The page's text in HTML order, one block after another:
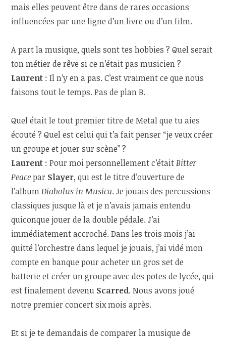
mais elles peuvent être dans de rares occasions
influencées par une ligne d’un livre ou d’un film.
A part la musique, quels sont tes hobbies ? Quel serait
ton métier de rêve si ce n’était pas musicien ?
Laurent : Il n’y en a pas. C’est vraiment ce que nous
faisons tout le temps. Pas de plan B.
Quel était le tout premier titre de Metal que tu aies
écouté ? Quel est celui qui t’a fait penser “je veux créer
un groupe et jouer sur scène” ?
Laurent : Pour moi personnellement c’étaitBitter
Peacepar Slayer, qui est le titre d’ouverture de
l’albumDiabolus in Musica. Je jouais des percussions
classiques jusque là et je n’avais jamais entendu
quiconque jouer de la double pédale. J’ai
immédiatement accroché. Dans les trois mois j’ai
quitté l’orchestre dans lequel je jouais, j’ai vidé mon
compte en banque pour acheter un gros set de
batterie et créer un groupe avec des potes de lycée, qui
est finalement devenu Scarred. Nous avons joué
notre premier concert six mois après.
Et si je te demandais de comparer la musique de